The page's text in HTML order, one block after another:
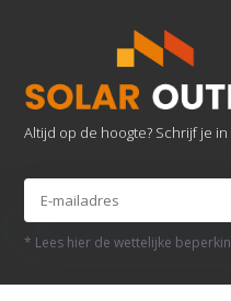
Altijd op de hoogte? Schrijf je
* Lees hier de wettelijke